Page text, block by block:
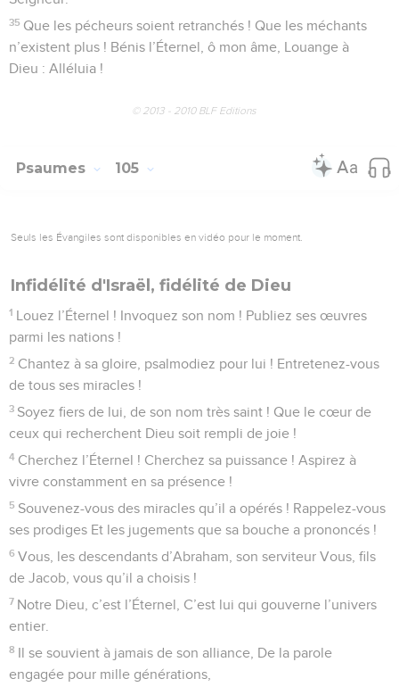
35 Que les pécheurs soient retranchés ! Que les méchants
n’existent plus ! Bénis l’Éternel, ô mon âme, Louange à
Dieu : Alléluia !
© 2013 - 2010 BLF Editions
Psaumes 105
Seuls les Évangiles sont disponibles en vidéo pour le moment.
Infidélité d'Israël, fidélité de Dieu
1 Louez l’Éternel ! Invoquez son nom ! Publiez ses œuvres
parmi les nations !
2 Chantez à sa gloire, psalmodiez pour lui ! Entretenez-vous
de tous ses miracles !
3 Soyez fiers de lui, de son nom très saint ! Que le cœur de
ceux qui recherchent Dieu soit rempli de joie !
4 Cherchez l’Éternel ! Cherchez sa puissance ! Aspirez à
vivre constamment en sa présence !
5 Souvenez-vous des miracles qu’il a opérés ! Rappelez-vous
ses prodiges Et les jugements que sa bouche a prononcés !
6 Vous, les descendants d’Abraham, son serviteur Vous, fils
de Jacob, vous qu’il a choisis !
7 Notre Dieu, c’est l’Éternel, C’est lui qui gouverne l’univers
entier.
8 Il se souvient à jamais de son alliance, De la parole
engagée pour mille générations,